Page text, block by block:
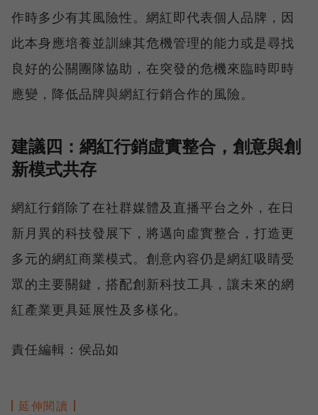
作時多少有其風險性。網紅即代表個人品牌，因
此本身應培養並訓練其危機管理的能力或是尋找
良好的公關團隊協助，在突發的危機來臨時即時
應變，降低品牌與網紅行銷合作的風險。
建議四：網紅行銷虛實整合，創意與創
新模式共存
網紅行銷除了在社群媒體及直播平台之外，在日
新月異的科技發展下，將邁向虛實整合，打造更
多元的網紅商業模式。創意內容仍是網紅吸睛受
眾的主要關鍵，搭配創新科技工具，讓未來的網
紅產業更具延展性及多樣化。
責任編輯：侯品如
延伸閱讀